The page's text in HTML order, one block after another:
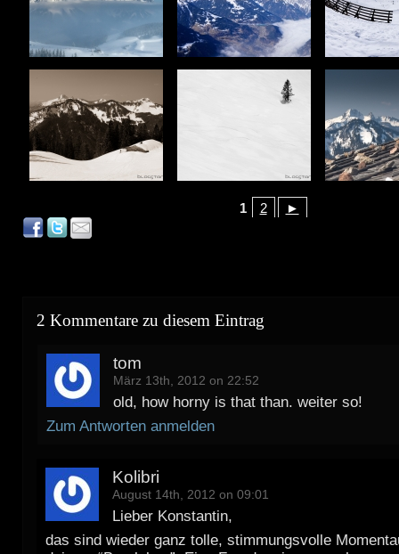
1 2 ►
2 Kommentare zu diesem Eintrag
tom
März 13th, 2012 on 22:52
old, how horny is that than. weiter so!
Zum Antworten anmelden
Kolibri
August 14th, 2012 on 09:01
Lieber Konstantin,
das sind wieder ganz tolle, stimmungsvolle